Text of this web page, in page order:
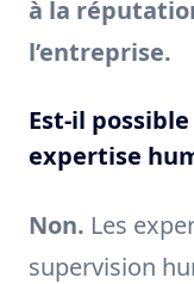
à la
l’entreprise.
Est-il
expertise
Non. Les
supervision